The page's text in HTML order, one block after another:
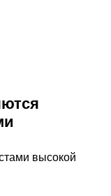
высокой